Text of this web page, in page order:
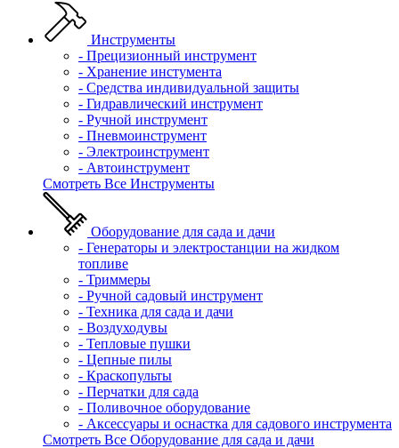
Инструменты
- Прецизионный инструмент
- Хранение инстумента
- Средства индивидуальной защиты
- Гидравлический инструмент
- Ручной инструмент
- Пневмоинструмент
- Электроинструмент
- Автоинструмент
Смотреть Все Инструменты
Оборудование для сада и дачи
- Генераторы и электростанции на жидком
топливе
- Триммеры
- Ручной садовый инструмент
- Техника для сада и дачи
- Воздуходувы
- Тепловые пушки
- Цепные пилы
- Краскопульты
- Перчатки для сада
- Поливочное оборудование
- Аксессуары и оснастка для садового инструмента
Смотреть Все Оборудование для сада и дачи